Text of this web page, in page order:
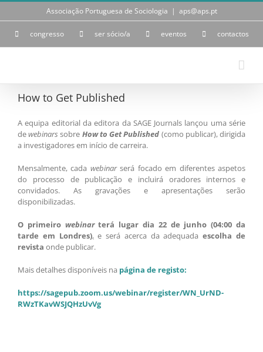
Skip
Associação Portuguesa de Sociologia | aps@aps.pt
congresso ser sócio/a eventos contactos
How to Get Published
A equipa editorial da editora da SAGE Journals lançou uma série
dewebinars sobre How to Get Published (como publicar), dirigida
a investigadores em início de carreira.
Mensalmente, cada webinarserá focado em diferentes aspetos
do processo de publicação e incluirá oradores internos e
convidados. As gravações e apresentações serão
disponibilizadas.
O primeiro webinarterá lugar dia 22 de junho (04:00 da
tarde em Londres),e será acerca da adequadaescolha de
revista onde publicar.
Mais detalhes disponíveis na página de registo:
https://sagepub.zoom.us/webinar/register/WN_UrND-
RWzTKavWSJQHzUvVg